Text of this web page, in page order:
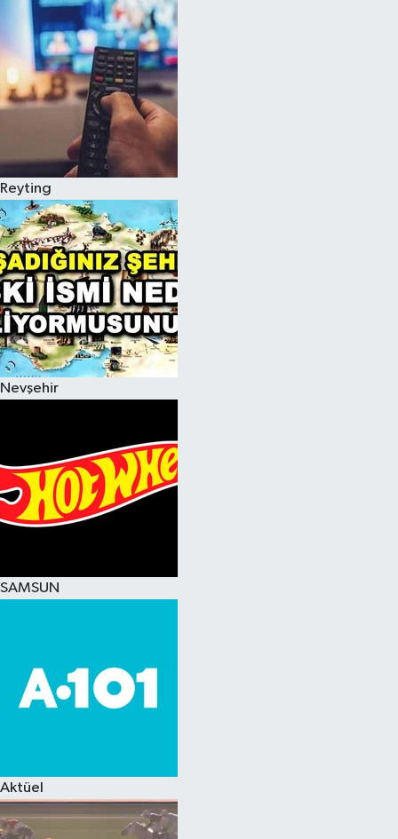
Reyting
Nevşehir
SAMSUN
Aktüel